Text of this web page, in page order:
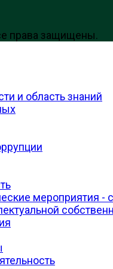
права защищены.
и область знаний
мероприятия